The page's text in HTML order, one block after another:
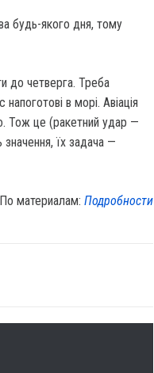
будь-якого дня, тому
до четверга. Треба
в морі. Авіація
Тож це (ракетний удар —
значення, їх задача —
По материалам:Подробности